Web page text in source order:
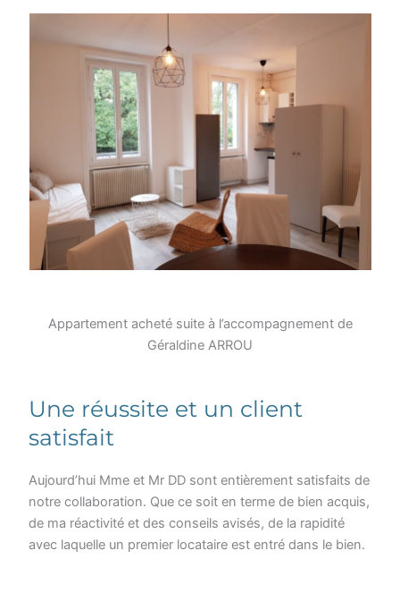
Appartement acheté suite à l’accompagnement de
Géraldine ARROU
Une réussite et un client
satisfait
Aujourd’hui Mme et Mr DD sont entièrement satisfaits de
notre collaboration. Que ce soit en terme de bien acquis,
de ma réactivité et des conseils avisés, de la rapidité
avec laquelle un premier locataire est entré dans le bien.